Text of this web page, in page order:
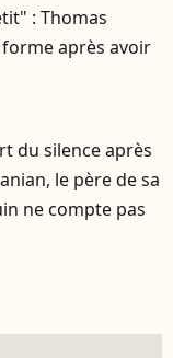
: Thomas
après avoir
du silence après
le père de sa
ne compte pas